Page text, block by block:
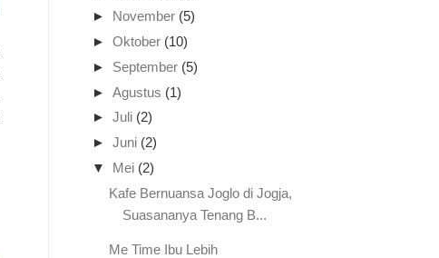
►
November (5)
► Oktober (10)
► September (5)
► Agustus (1)
► Juli (2)
► Juni (2)
▼
Mei (2)
Kafe Bernuansa Joglo di Jogja,
Suasananya Tenang B...
Me Time Ibu Lebih